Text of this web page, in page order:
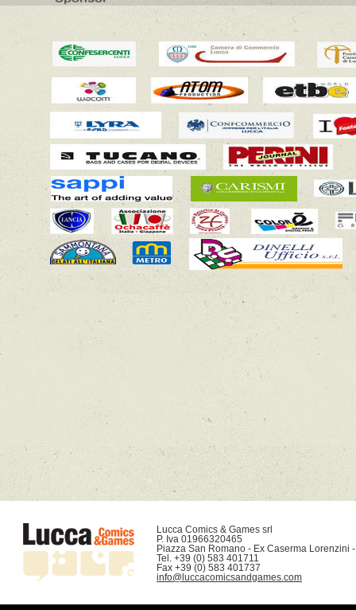
Lucca Comics & Games srl
P. Iva 01966320465
Piazza San Romano - Ex Caserma Lorenzini
Tel. +39 (0) 583 401711
info@luccacomicsandgames.com